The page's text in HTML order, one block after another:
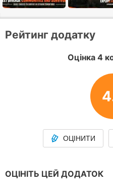
Рейтинг додатку
Оцінка 4
ОЦІНИТИ
ОЦІНІТЬ ЦЕЙ ДОДАТОК